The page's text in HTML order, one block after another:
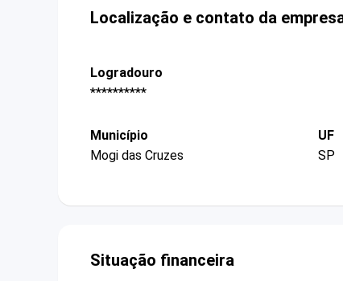
Localização e contato da
Logradouro
**********
Município
Mogi das Cruzes
UF
SP
Situação financeira